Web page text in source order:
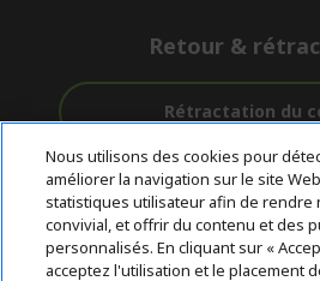
Retour &
Rétractation du
Livraison
Gratuite
avant et
vente
© 2026 Acer Inc.
Nous utilisons des cookies pour
améliorer la navigation sur le site
statistiques utilisateur afin de rendre
convivial, et offrir du contenu et des
personnalisés. En cliquant sur «
acceptez l'utilisation et le placement